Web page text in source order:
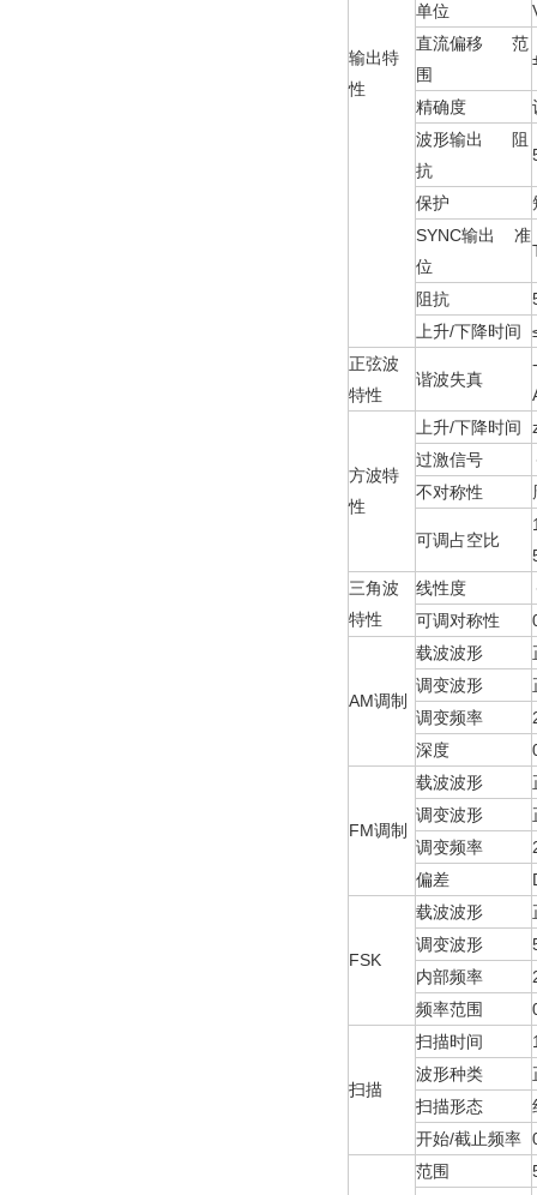
输出特
性
单位
直流偏移 范
围
精确度
波形输出 阻
抗
保护
SYNC输出 准
位
阻抗
上升/下降时间
正弦波
特性
谐波失真
方波特
性
上升/下降时间
过激信号
不对称性
可调占空比
三角波
特性
线性度
可调对称性
AM调制
载波波形
调变波形
调变频率
深度
FM调制
载波波形
调变波形
调变频率
偏差
FSK
载波波形
调变波形
内部频率
频率范围
扫描
扫描时间
波形种类
扫描形态
开始/截止频率
范围